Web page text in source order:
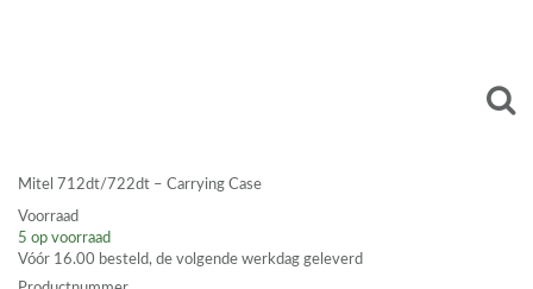
Mitel 712dt/722dt – Carrying Case
Voorraad
5 op voorraad
Vóór 16.00 besteld, de volgende werkdag geleverd